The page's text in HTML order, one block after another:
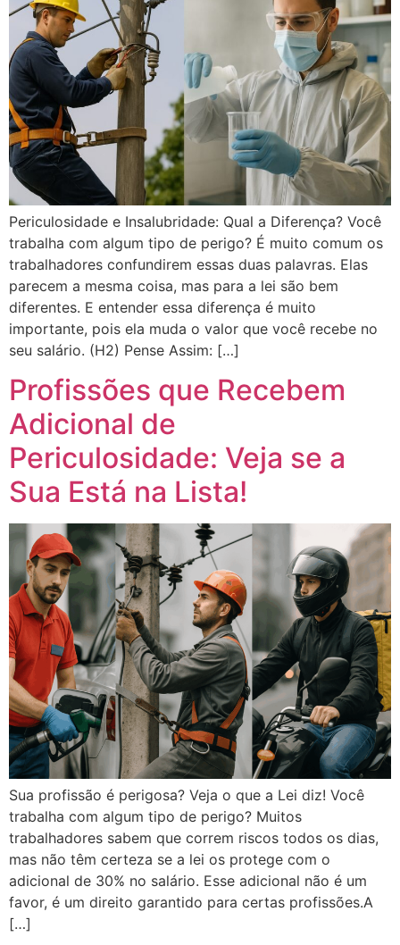
Periculosidade e Insalubridade: Qual a Diferença? Você
trabalha com algum tipo de perigo? É muito comum os
trabalhadores confundirem essas duas palavras. Elas
parecem a mesma coisa, mas para a lei são bem
diferentes. E entender essa diferença é muito
importante, pois ela muda o valor que você recebe no
seu salário. (H2) Pense Assim: […]
Profissões que Recebem
Adicional de
Periculosidade: Veja se a
Sua Está na Lista!
Sua profissão é perigosa? Veja o que a Lei diz! Você
trabalha com algum tipo de perigo? Muitos
trabalhadores sabem que correm riscos todos os dias,
mas não têm certeza se a lei os protege com o
adicional de 30% no salário. Esse adicional não é um
favor, é um direito garantido para certas profissões.A
[…]